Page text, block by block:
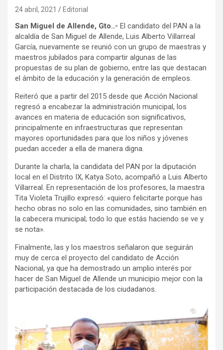
24 abril, 2021 Editorial
San Miguel de Allende, Gto..- El candidato del PAN a la
alcaldía de San Miguel de Allende, Luis Alberto Villarreal
García, nuevamente se reunió con un grupo de maestras y
maestros jubilados para compartir algunas de las
propuestas de su plan de gobierno, entre las que destacan
el ámbito de la educación y la generación de empleos.
Reiteró que a partir del 2015 desde que Acción Nacional
regresó a encabezar la administración municipal, los
avances en materia de educación son significativos,
principalmente en infraestructuras que representan
mayores oportunidades para que los niños y jóvenes
puedan acceder a ella de manera digna.
Durante la charla, la candidata del PAN por la diputación
local en el Distrito IX, Katya Soto, acompañó a Luis Alberto
Villarreal. En representación de los profesores, la maestra
Tita Violeta Trujillo expresó: «quiero felicitarte porque has
hecho obras no solo en las comunidades, sino también en
la cabecera municipal; todo lo que estás haciendo se ve y
se nota».
Finalmente, las y los maestros señalaron que seguirán
muy de cerca el proyecto del candidato de Acción
Nacional, ya que ha demostrado un amplio interés por
hacer de San Miguel de Allende un municipio mejor con la
participación destacada de los ciudadanos.